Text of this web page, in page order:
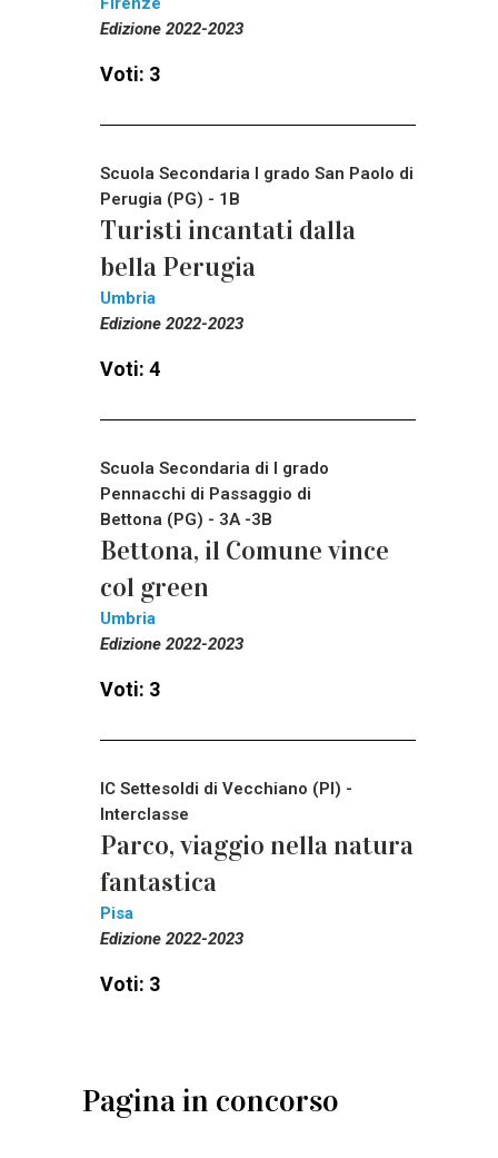
Edizione 2022-2023
Voti: 3
Scuola Secondaria I grado San Paolo di
Perugia (PG) - 1B
Turisti incantati dalla
bella Perugia
Umbria
Edizione 2022-2023
Voti: 4
Scuola Secondaria di I grado
Pennacchi di Passaggio di
Bettona (PG) - 3A -3B
Bettona, il Comune vince
col green
Umbria
Edizione 2022-2023
Voti: 3
IC Settesoldi di Vecchiano (PI) -
Interclasse
Parco, viaggio nella natura
fantastica
Pisa
Edizione 2022-2023
Voti: 3
Pagina in concorso